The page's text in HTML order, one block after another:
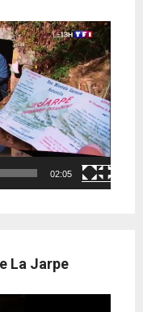
02:05
La Jarpe